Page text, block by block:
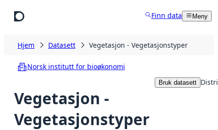
Finn data Meny
Hjem Datasett Vegetasjon - Vegetasjonstyper
Norsk institutt for bioøkonomi
Vegetasjon -
Vegetasjonstyper
Bruk datasett